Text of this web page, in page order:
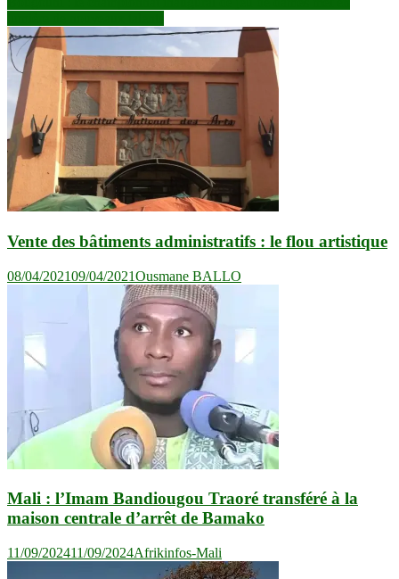
l’article
Vente des bâtiments administratifs : le flou artistique
08/04/202109/04/2021Ousmane BALLO
Mali : l’Imam Bandiougou Traoré transféré à la
maison centrale d’arrêt de Bamako
11/09/202411/09/2024Afrikinfos-Mali